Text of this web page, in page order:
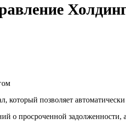
позволяет
о просроченной